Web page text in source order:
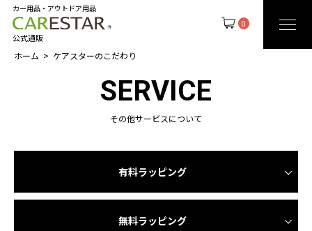
0
カー用品・アウトドア用品
公式通販
ホーム ケアスターのこだわり
SERVICE
その他サービスについて
有料ラッピング
無料ラッピング